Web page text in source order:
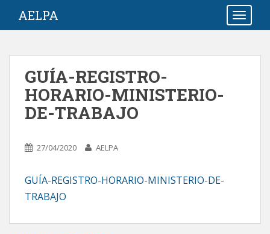
i
AELPA
GUÍA-REGISTRO-
HORARIO-MINISTERIO-
DE-TRABAJO
27/04/2020 AELPA
GUÍA-REGISTRO-HORARIO-MINISTERIO-DE-
TRABAJO